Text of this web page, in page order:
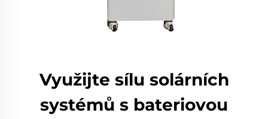
Využijte sílu solárních
systémů s bateriovou